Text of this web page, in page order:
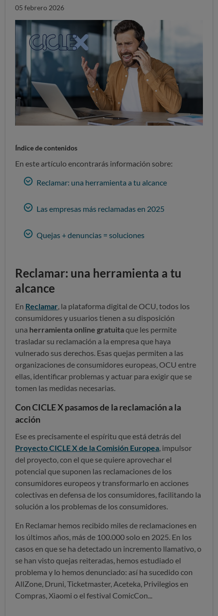
05 febrero 2026
Índice de contenidos
En este artículo encontrarás información sobre:
Reclamar: una herramienta a tu alcance
Las empresas más reclamadas en 2025
Quejas + denuncias = soluciones
Reclamar: una herramienta a tu
alcance
En Reclamar , la plataforma digital de OCU, todos los
consumidores y usuarios tienen a su disposición
una herramienta online gratuitaque les permite
trasladar su reclamación a la empresa que haya
vulnerado sus derechos. Esas quejas permiten a las
organizaciones de consumidores europeas, OCU entre
ellas, identificar problemas y actuar para exigir que se
tomen las medidas necesarias.
Con CICLE X pasamos de la reclamación a la
acción
Ese es precisamente el espíritu que está detrás del
Proyecto CICLE X de la Comisión Europea , impulsor
del proyecto, con el que se quiere aprovechar el
potencial que suponen las reclamaciones de los
consumidores europeos y transformarlo en acciones
colectivas en defensa de los consumidores, facilitando la
solución a los problemas de los consumidores.
En Reclamar hemos recibido miles de reclamaciones en
los últimos años, más de 100.000 solo en 2025. En los
casos en que se ha detectado un incremento llamativo, o
se han visto quejas reiteradas, hemos estudiado el
problema y lo hemos denunciado: así ha sucedido con
AllZone, Druni, Ticketmaster, Aceteka, Privilegios en
Compras, Xiaomi o el festival ComicCon...